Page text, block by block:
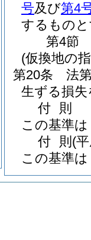
号及び第4
するもの
第4節
(仮換地の
第20条
法
生ずる損
付 則
この基準
付 則 (
この基準